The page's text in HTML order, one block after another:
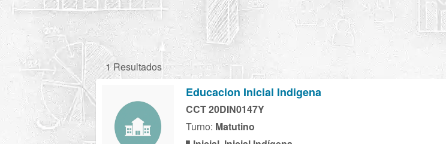
1 Resultados
Educacion Inicial Indigena
CCT 20DIN0147Y
Turno: Matutino